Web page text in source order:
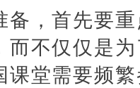
备，首先要
而不仅仅是
课堂需要频